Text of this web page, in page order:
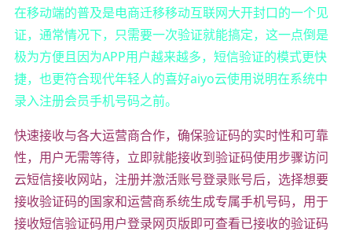
在移动端的普及是电商迁移移动互联网大开封口的一个见
证，通常情况下，只需要一次验证就能搞定，这一点倒是
极为方便且因为APP用户越来越多，短信验证的模式更快
捷，也更符合现代年轻人的喜好aiyo云使用说明在系统中
录入注册会员手机号码之前。
快速接收与各大运营商合作，确保验证码的实时性和可靠
性，用户无需等待，立即就能接收到验证码使用步骤访问
云短信接收网站，注册并激活账号登录账号后，选择想要
接收验证码的国家和运营商系统生成专属手机号码，用于
接收短信验证码用户登录网页版即可查看已接收的验证码